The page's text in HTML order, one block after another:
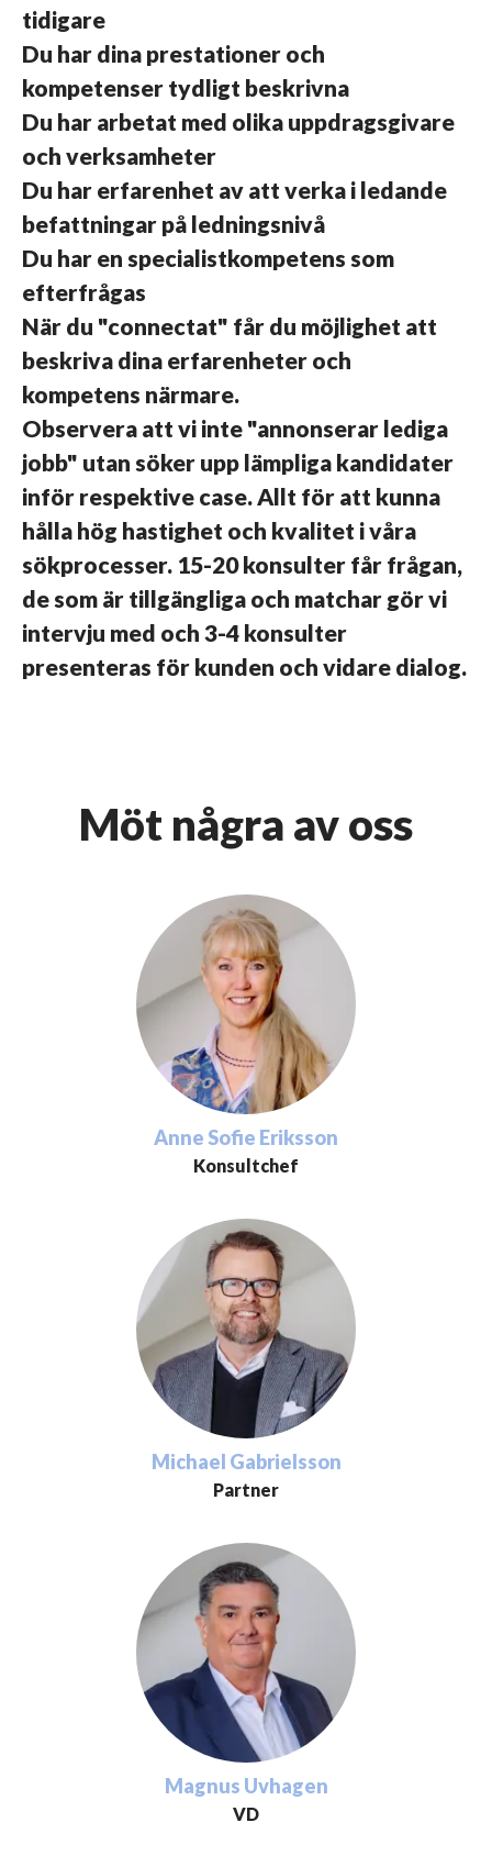
tidigare
Du har dina prestationer och
kompetenser tydligt beskrivna
Du har arbetat med olika uppdragsgivare
och verksamheter
Du har erfarenhet av att verka i ledande
befattningar på ledningsnivå
Du har en specialistkompetens som
efterfrågas
När du "connectat" får du möjlighet att
beskriva dina erfarenheter och
kompetens närmare.
Observera att vi inte "annonserar lediga
jobb" utan söker upp lämpliga kandidater
inför respektive case. Allt för att kunna
hålla hög hastighet och kvalitet i våra
sökprocesser. 15-20 konsulter får frågan,
de som är tillgängliga och matchar gör vi
intervju med och 3-4 konsulter
presenteras för kunden och vidare dialog.
Möt några av oss
Anne Sofie Eriksson
Konsultchef
Michael Gabrielsson
Partner
Magnus Uvhagen
VD